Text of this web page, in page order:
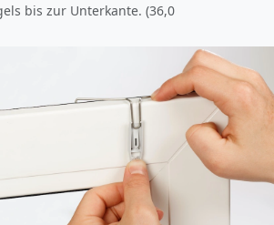
bis zur Unterkante. (36,0